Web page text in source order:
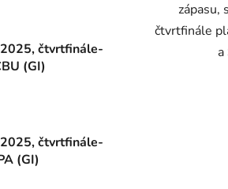
čtvrtfinále-
(GI)
čtvrtfinále-
(GI)
zápasu,
čtvrtfinále